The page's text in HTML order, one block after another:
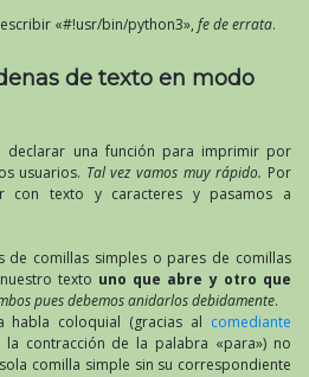
«#!usr/bin/python3», fe de errata.
de texto en modo
declarar una función para imprimir por
usuarios. Tal vez vamos muy rápido. Por
con texto y caracteres y pasamos a
de comillas simples o pares de comillas
texto uno que abre y otro que
pues debemos anidarlos debidamente.
habla coloquial (gracias al comediante
contracción de la palabra «para») no
comilla simple sin su correspondiente